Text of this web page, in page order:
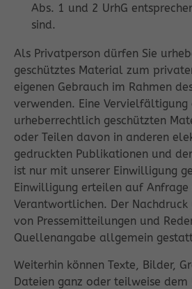
Abs. 1 und 2 UrhG
sind.
Als Privatperson dürfen Sie
geschütztes Material zum
eigenen Gebrauch im Rahmen
verwenden. Eine Vervielfältigung
urheberrechtlich geschützten
oder Teilen davon in anderen
gedruckten Publikationen und
ist nur mit unserer Einwilligung
Einwilligung erteilen auf
Verantwortlichen. Der
von Pressemitteilungen und
Quellenangabe allgemein
Weiterhin können Texte, Bilder,
Dateien ganz oder teilweise